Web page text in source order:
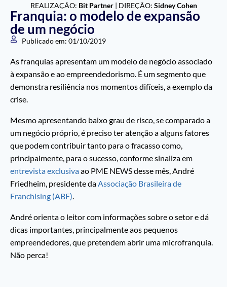
REALIZAÇÃO: Bit Partner| DIREÇÃO: Sidney Cohen
Franquia: o modelo de expansão
de um negócio
Publicado em: 01/10/2019
As franquias apresentam um modelo de negócio associado
à expansão e ao empreendedorismo. É um segmento que
demonstra resiliência nos momentos difíceis, a exemplo da
crise.
Mesmo apresentando baixo grau de risco, se comparado a
um negócio próprio, é preciso ter atenção a alguns fatores
que podem contribuir tanto para o fracasso como,
principalmente, para o sucesso, conforme sinaliza em
entrevista exclusivaao PME NEWS desse mês, André
Friedheim, presidente da Associação Brasileira de
Franchising (ABF)
André orienta o leitor com informações sobre o setor e dá
dicas importantes, principalmente aos pequenos
empreendedores, que pretendem abrir uma microfranquia.
Não perca!